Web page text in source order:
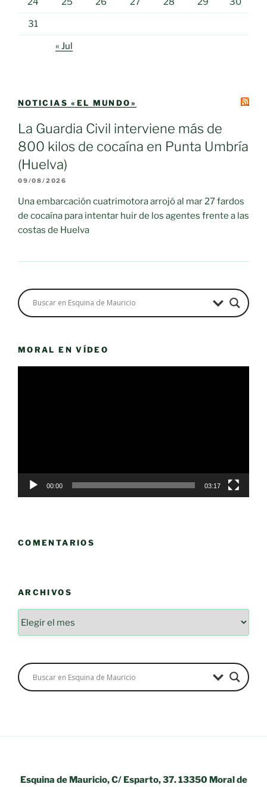
31
« Jul
NOTICIAS «EL MUNDO»
La Guardia Civil interviene más de
800 kilos de cocaína en Punta Umbría
(Huelva)
09/08/2026
Una embarcación cuatrimotora arrojó al mar 27 fardos
de cocaína para intentar huir de los agentes frente a las
costas de Huelva
MORAL EN VÍDEO
00:00 03:17
COMENTARIOS
ARCHIVOS
Esquina de Mauricio, C/ Esparto, 37. 13350 Moral de